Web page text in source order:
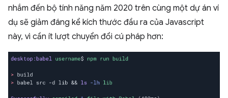
nhắm đến bộ tính năng năm 2020 trên cùng một dự án ví
dụ sẽ giảm đáng kể kích thước đầu ra của Javascript
này, vì cần ít lượt chuyển đổi cú pháp hơn: